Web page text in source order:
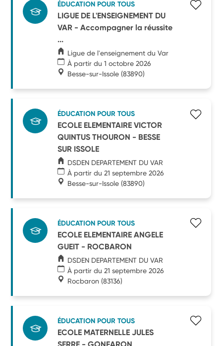
ÉDUCATION POUR TOUS
LIGUE DE L'ENSEIGNEMENT DU
VAR - Accompagner la réussite
...
Ligue de l'enseignement du Var
À partir du 1 octobre 2026
Besse-sur-Issole (83890)
ÉDUCATION POUR TOUS
ECOLE ELEMENTAIRE VICTOR
QUINTUS THOURON - BESSE
SUR ISSOLE
DSDEN DEPARTEMENT DU VAR
À partir du 21 septembre 2026
Besse-sur-Issole (83890)
ÉDUCATION POUR TOUS
ECOLE ELEMENTAIRE ANGELE
GUEIT - ROCBARON
DSDEN DEPARTEMENT DU VAR
À partir du 21 septembre 2026
Rocbaron (83136)
ÉDUCATION POUR TOUS
ECOLE MATERNELLE JULES
SERRE - GONFARON